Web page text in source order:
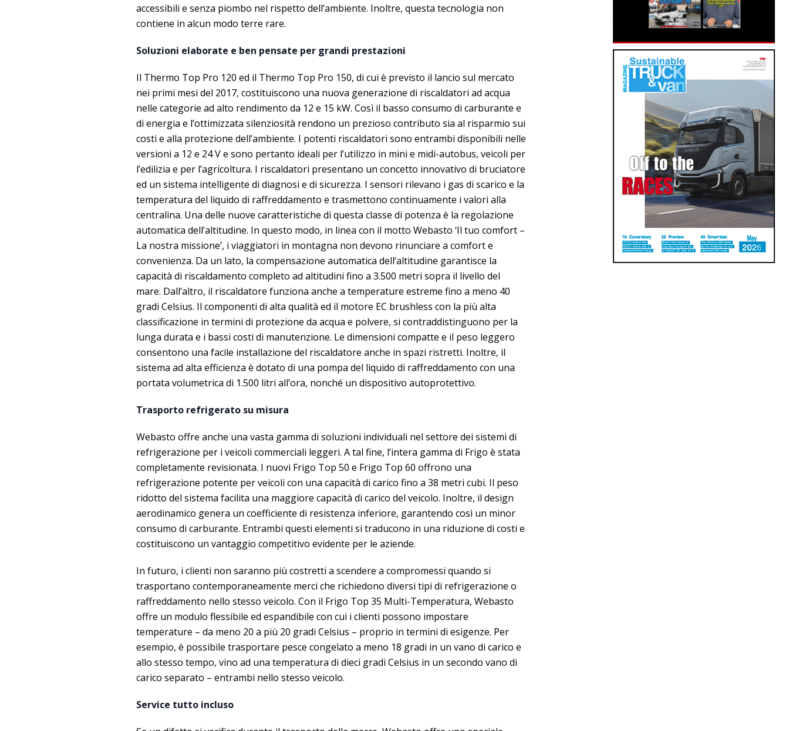
accessibili e senza piombo nel rispetto dell’ambiente. Inoltre, questa tecnologia non
contiene in alcun modo terre rare.
Soluzioni elaborate e ben pensate per grandi prestazioni
Il Thermo Top Pro 120 ed il Thermo Top Pro 150, di cui è previsto il lancio sul mercato
nei primi mesi del 2017, costituiscono una nuova generazione di riscaldatori ad acqua
nelle categorie ad alto rendimento da 12 e 15 kW. Così il basso consumo di carburante e
di energia e l’ottimizzata silenziosità rendono un prezioso contributo sia al risparmio sui
costi e alla protezione dell’ambiente. I potenti riscaldatori sono entrambi disponibili nelle
versioni a 12 e 24 V e sono pertanto ideali per l’utilizzo in mini e midi-autobus, veicoli per
l’edilizia e per l’agricoltura. I riscaldatori presentano un concetto innovativo di bruciatore
ed un sistema intelligente di diagnosi e di sicurezza. I sensori rilevano i gas di scarico e la
temperatura del liquido di raffreddamento e trasmettono continuamente i valori alla
centralina. Una delle nuove caratteristiche di questa classe di potenza è la regolazione
automatica dell’altitudine. In questo modo, in linea con il motto Webasto ‘Il tuo comfort –
La nostra missione’, i viaggiatori in montagna non devono rinunciare a comfort e
convenienza. Da un lato, la compensazione automatica dell’altitudine garantisce la
capacità di riscaldamento completo ad altitudini fino a 3.500 metri sopra il livello del
mare. Dall’altro, il riscaldatore funziona anche a temperature estreme fino a meno 40
gradi Celsius. Il componenti di alta qualità ed il motore EC brushless con la più alta
classificazione in termini di protezione da acqua e polvere, si contraddistinguono per la
lunga durata e i bassi costi di manutenzione. Le dimensioni compatte e il peso leggero
consentono una facile installazione del riscaldatore anche in spazi ristretti. Inoltre, il
sistema ad alta efficienza è dotato di una pompa del liquido di raffreddamento con una
portata volumetrica di 1.500 litri all’ora, nonché un dispositivo autoprotettivo.
Trasporto refrigerato su misura
Webasto offre anche una vasta gamma di soluzioni individuali nel settore dei sistemi di
refrigerazione per i veicoli commerciali leggeri. A tal fine, l’intera gamma di Frigo è stata
completamente revisionata. I nuovi Frigo Top 50 e Frigo Top 60 offrono una
refrigerazione potente per veicoli con una capacità di carico fino a 38 metri cubi. Il peso
ridotto del sistema facilita una maggiore capacità di carico del veicolo. Inoltre, il design
aerodinamico genera un coefficiente di resistenza inferiore, garantendo così un minor
consumo di carburante. Entrambi questi elementi si traducono in una riduzione di costi e
costituiscono un vantaggio competitivo evidente per le aziende.
In futuro, i clienti non saranno più costretti a scendere a compromessi quando si
trasportano contemporaneamente merci che richiedono diversi tipi di refrigerazione o
raffreddamento nello stesso veicolo. Con il Frigo Top 35 Multi-Temperatura, Webasto
offre un modulo flessibile ed espandibile con cui i clienti possono impostare
temperature – da meno 20 a più 20 gradi Celsius – proprio in termini di esigenze. Per
esempio, è possibile trasportare pesce congelato a meno 18 gradi in un vano di carico e
allo stesso tempo, vino ad una temperatura di dieci gradi Celsius in un secondo vano di
carico separato – entrambi nello stesso veicolo.
Service tutto incluso